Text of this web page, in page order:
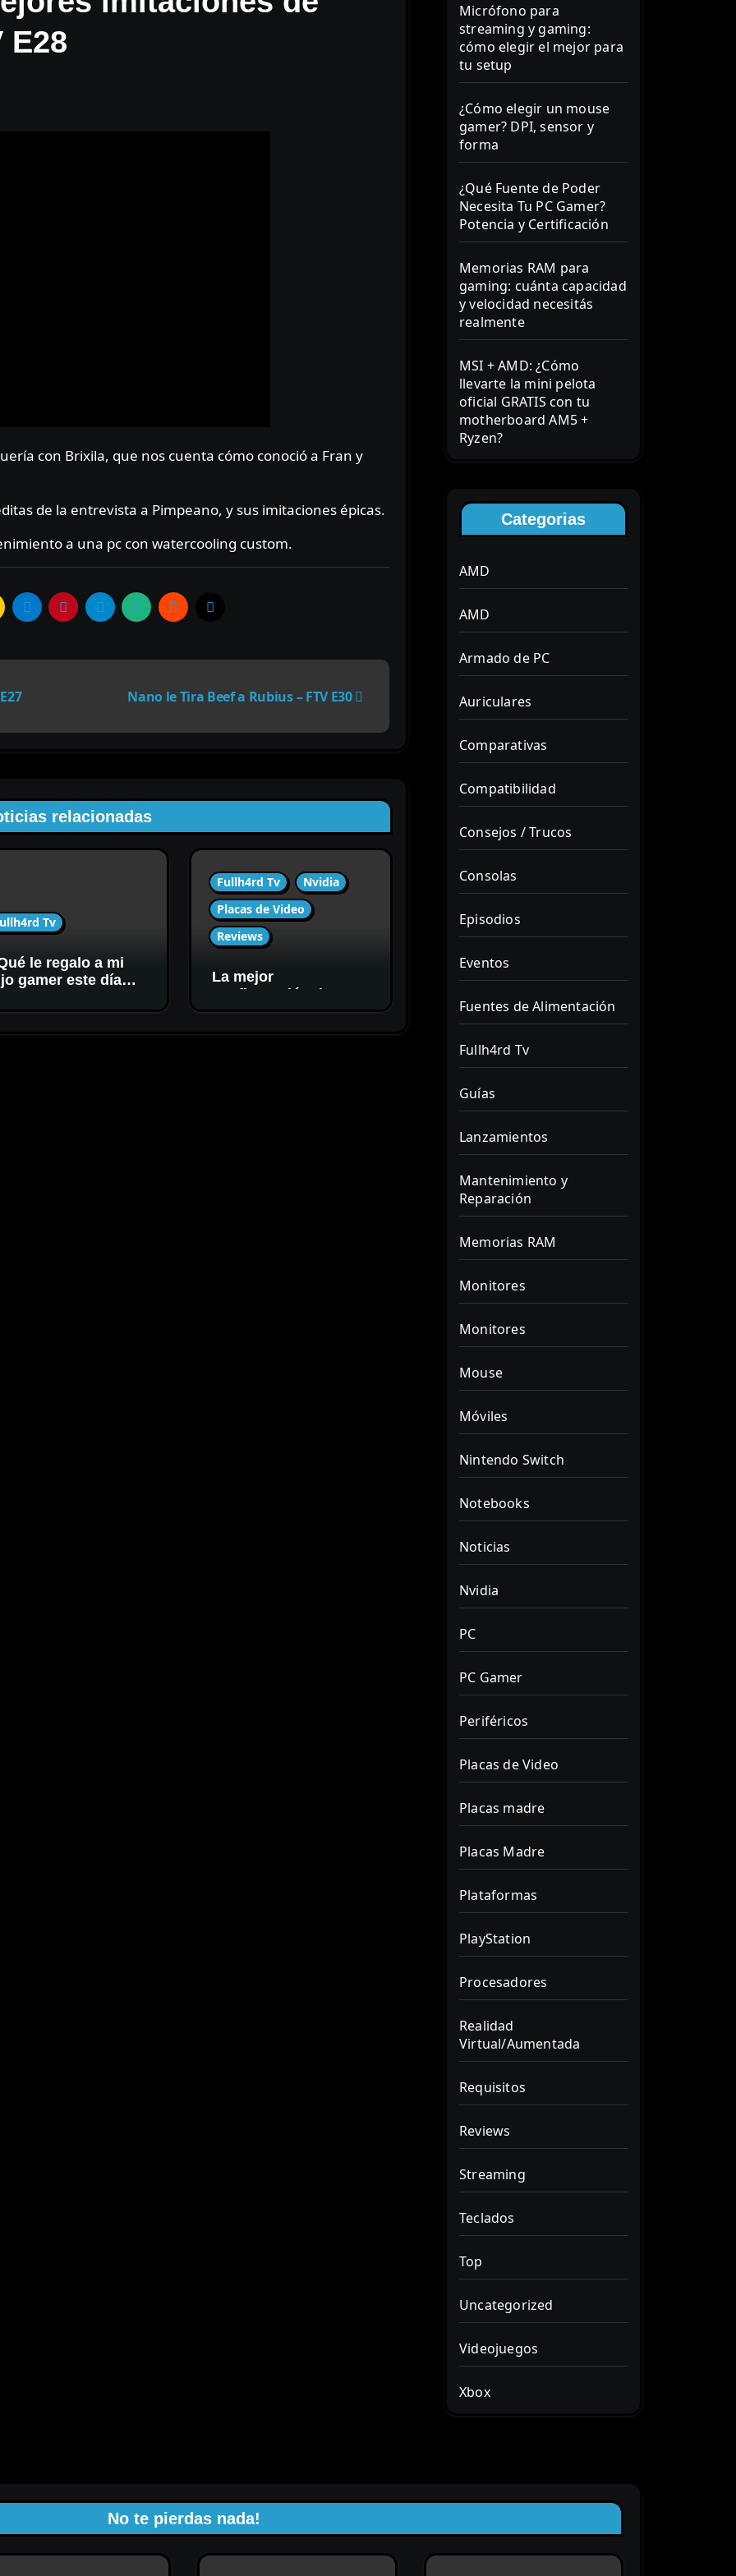
E28
de la entrevista a Pimpeano, y sus imitaciones épicas.
a una pc con watercooling custom.
Nano le Tira Beef a Rubius – FTV E30
relacionadas
Tv
le regalo a mi
gamer este día
Fullh4rd Tv
Nvidia
Placas de Video
Reviews
La mejor
configuración de
gráficos de Hogwarts
Micrófono para
streaming y gaming:
cómo elegir el mejor para
tu setup
¿Cómo elegir un mouse
gamer? DPI, sensor y
forma
¿Qué Fuente de Poder
Necesita Tu PC Gamer?
Potencia y Certificación
Memorias RAM para
gaming: cuánta capacidad
y velocidad necesitás
realmente
MSI + AMD: ¿Cómo
llevarte la mini pelota
oficial GRATIS con tu
motherboard AM5 +
Ryzen?
Categorias
AMD
AMD
Armado de PC
Auriculares
Comparativas
Compatibilidad
Consejos / Trucos
Consolas
Episodios
Eventos
Fuentes de Alimentación
Fullh4rd Tv
Guías
Lanzamientos
Mantenimiento y
Reparación
Memorias RAM
Monitores
Monitores
Mouse
Móviles
Nintendo Switch
Notebooks
Noticias
Nvidia
PC
PC Gamer
Periféricos
Placas de Video
Placas madre
Placas Madre
Plataformas
PlayStation
Procesadores
Realidad
Virtual/Aumentada
Requisitos
Reviews
Streaming
Teclados
Top
Uncategorized
Videojuegos
Xbox
No te pierdas nada!